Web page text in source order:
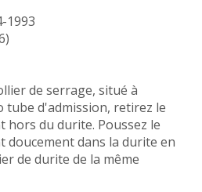
1993
de serrage, situé à
d'admission, retirez le
du durite. Poussez le
dans la durite en
de durite de la même